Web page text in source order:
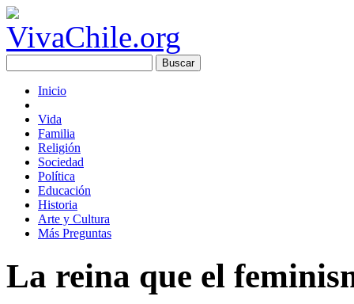
Inicio
Vida
Familia
Religión
Sociedad
Política
Educación
Historia
Arte y Cultura
Más Preguntas
La reina que el